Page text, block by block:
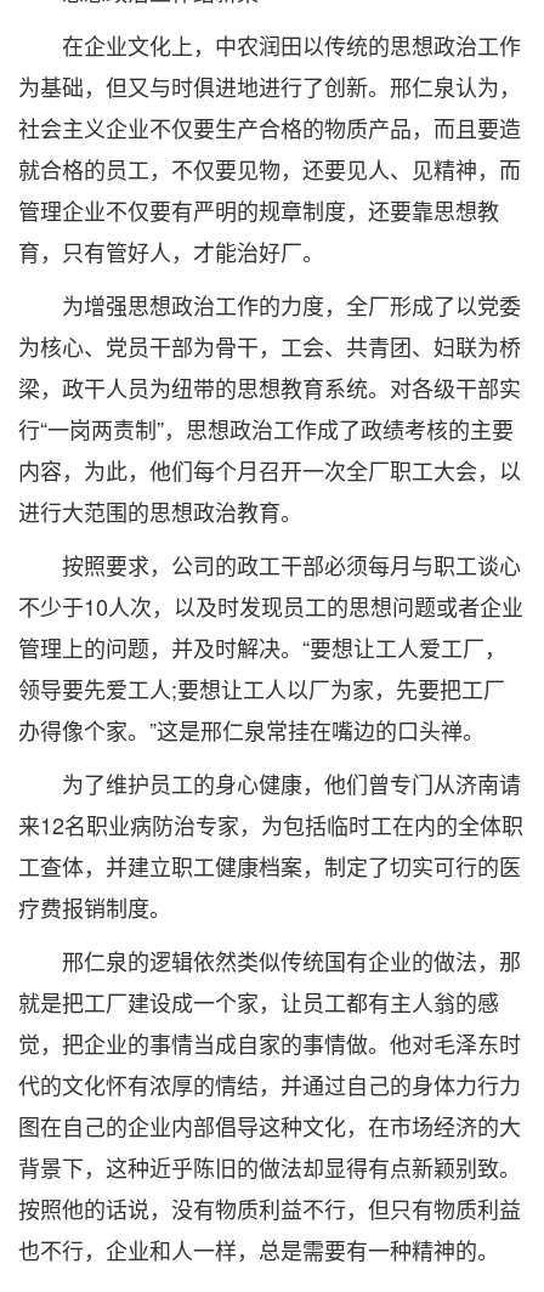
在企业文化上，中农润田以传统的思想政治工作
为基础，但又与时俱进地进行了创新。邢仁泉认为，
社会主义企业不仅要生产合格的物质产品，而且要造
就合格的员工，不仅要见物，还要见人、见精神，而
管理企业不仅要有严明的规章制度，还要靠思想教
育，只有管好人，才能治好厂。
为增强思想政治工作的力度，全厂形成了以党委
为核心、党员干部为骨干，工会、共青团、妇联为桥
梁，政干人员为纽带的思想教育系统。对各级干部实
行“一岗两责制”，思想政治工作成了政绩考核的主要
内容，为此，他们每个月召开一次全厂职工大会，以
进行大范围的思想政治教育。
按照要求，公司的政工干部必须每月与职工谈心
不少于10人次，以及时发现员工的思想问题或者企业
管理上的问题，并及时解决。“要想让工人爱工厂，
领导要先爱工人;要想让工人以厂为家，先要把工厂
办得像个家。”这是邢仁泉常挂在嘴边的口头禅。
为了维护员工的身心健康，他们曾专门从济南请
来12名职业病防治专家，为包括临时工在内的全体职
工查体，并建立职工健康档案，制定了切实可行的医
疗费报销制度。
邢仁泉的逻辑依然类似传统国有企业的做法，那
就是把工厂建设成一个家，让员工都有主人翁的感
觉，把企业的事情当成自家的事情做。他对毛泽东时
代的文化怀有浓厚的情结，并通过自己的身体力行力
图在自己的企业内部倡导这种文化，在市场经济的大
背景下，这种近乎陈旧的做法却显得有点新颖别致。
按照他的话说，没有物质利益不行，但只有物质利益
也不行，企业和人一样，总是需要有一种精神的。